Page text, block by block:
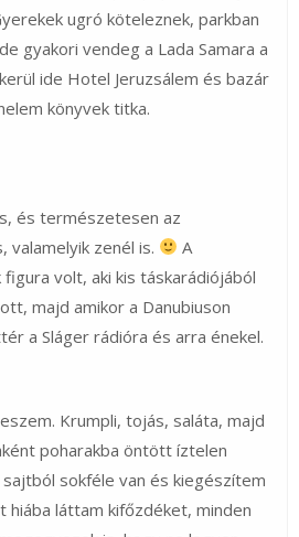
ugró köteleznek, parkban
gyakori vendeg a Lada Samara a
ide Hotel Jeruzsálem és bazár
könyvek titka.
és természetesen az
valamelyik zenél is.
A
volt, aki kis táskarádiójából
majd amikor a Danubiuson
a Sláger rádióra és arra énekel.
Krumpli, tojás, saláta, majd
poharakba öntött íztelen
sokféle van és kiegészítem
láttam kifőzdéket, minden